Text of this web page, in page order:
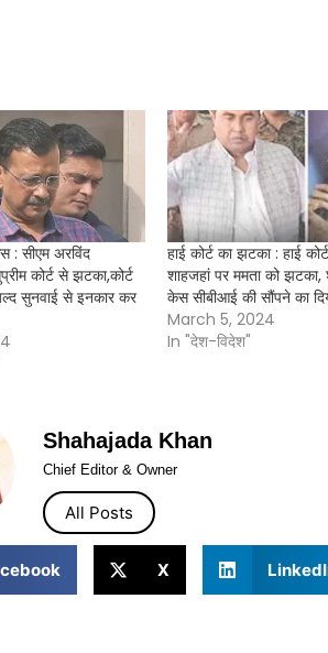
: सीएम अरविंद
कोर्ट से झटका,कोर्ट
सुनवाई से इनकार कर
हाई कोर्ट का झटका : हाई
शाहजहां पर ममता को
केस सीबीआई की सौंपने का
March 5, 2024
In "देश-विदेश"
Shahajada Khan
Chief Editor & Owner
All Posts
X